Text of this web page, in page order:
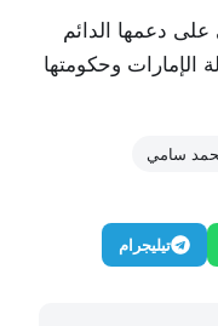
على دعمها الدائم
الإمارات وحكومتها
سامي
تيليجرام